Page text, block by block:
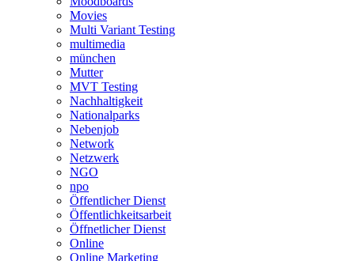
Movies
Multi Variant Testing
multimedia
münchen
Mutter
MVT Testing
Nachhaltigkeit
Nationalparks
Nebenjob
Network
Netzwerk
NGO
npo
Öffentlicher Dienst
Öffentlichkeitsarbeit
Öffnetlicher Dienst
Online
Online Marketing